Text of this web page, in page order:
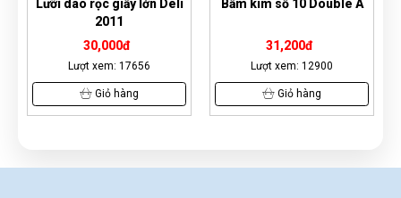
dao rọc giấy lớn Deli
Lượt xem: 17656
Bấm kim số 10 Double A
Lượt xem: 12900
Giấy A4